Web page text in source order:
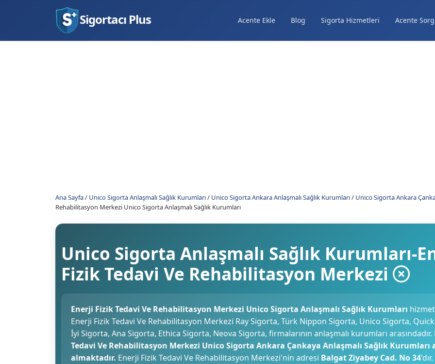
Sigortacı Plus Acente Ekle Blog Sigorta Hizmetleri Acente
Ana Sayfa/ Unico Sigorta Anlaşmalı Sağlık Kurumları/ Unico Sigorta Ankara Anlaşmalı Sağlık Kurumları/ Unico Sigorta Ankara
Rehabilitasyon Merkezi Unico Sigorta Anlaşmalı Sağlık Kurumları
Unico Sigorta Anlaşmalı Sağlık Kurumları-
Fizik Tedavi Ve Rehabilitasyon Merkezi
Enerji Fizik Tedavi Ve Rehabilitasyon Merkezi Unico Sigorta Anlaşmalı Sağlık Kurumları
Enerji Fizik Tedavi Ve Rehabilitasyon Merkezi Ray Sigorta, Türk Nippon Sigorta, Unico Sigorta,
İyi Sigorta, Ana Sigorta, Ethica Sigorta, Neova Sigorta, firmalarının anlaşmalı kurumları arasındadır.
Tedavi Ve Rehabilitasyon Merkezi Unico Sigorta Ankara Çankaya Anlaşmalı Sağlık Kurumları
almaktadır. Enerji Fizik Tedavi Ve Rehabilitasyon Merkezi'nin adresi Balgat Ziyabey Cad. No 34